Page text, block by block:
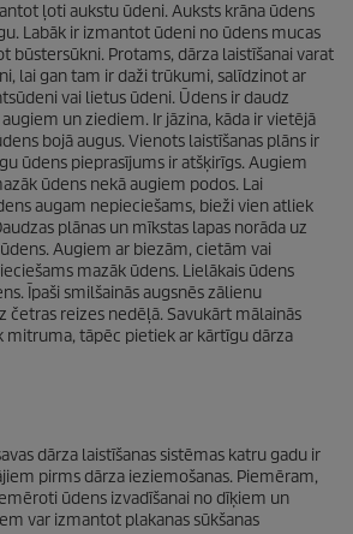
ļoti aukstu ūdeni. Auksts krāna ūdens
Labāk ir izmantot ūdeni no ūdens mucas
būstersūkni. Protams, dārza laistīšanai varat
lai gan tam ir daži trūkumi, salīdzinot ar
vai lietus ūdeni. Ūdens ir daudz
un ziediem. Ir jāzina, kāda ir vietējā
bojā augus. Vienots laistīšanas plāns ir
ūdens pieprasījums ir atšķirīgs. Augiem
ūdens nekā augiem podos. Lai
augam nepieciešams, bieži vien atliek
plānas un mīkstas lapas norāda uz
Augiem ar biezām, cietām vai
mazāk ūdens. Lielākais ūdens
Īpaši smilšainās augsnēs zālienu
četras reizes nedēļā. Savukārt mālainās
mitruma, tāpēc pietiek ar kārtīgu dārza
dārza laistīšanas sistēmas katru gadu ir
pirms dārza ieziemošanas. Piemēram,
ūdens izvadīšanai no dīķiem un
var izmantot plakanas sūkšanas